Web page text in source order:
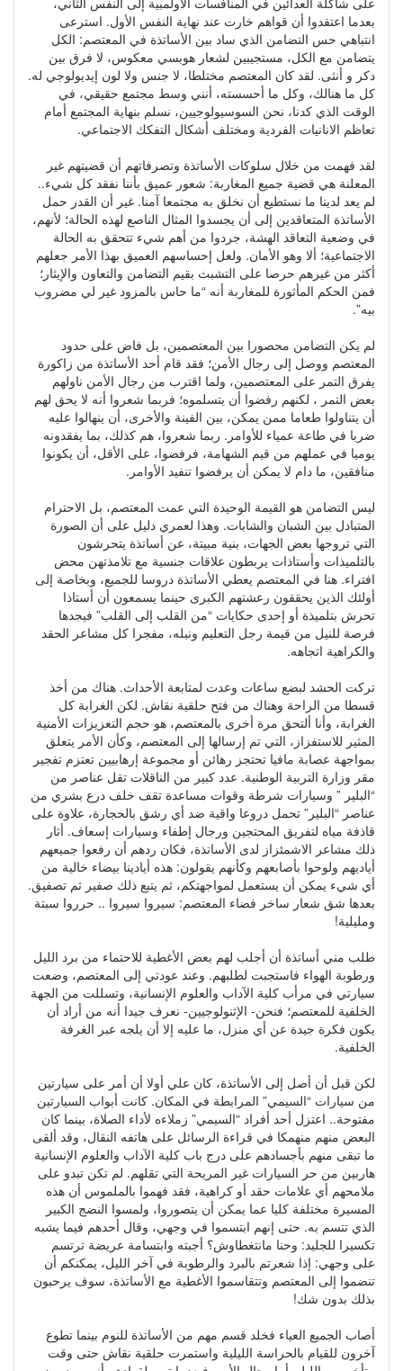
بعدما اعتقدوا أن قواهم خارت عند نهاية النفس الأول. استرعى
انتباهي حس التضامن الذي ساد بين الأساتذة في المعتصم: الكل
يتضامن مع الكل، مستجيبين لشعار هوبسي معكوس، لا فرق بين
دكر و أنثى. لقد كان المعتصم مختلطا، لا جنس ولا لون إيديولوجي له.
كل ما هنالك، وكل ما أحسسته، أنني وسط مجتمع حقيقي، في
الوقت الذي كدنا، نحن السوسيولوجيين، نسلم بنهاية المجتمع أمام
تعاظم الانانيات الفردية ومختلف أشكال التفكك الاجتماعي.
لقد فهمت من خلال سلوكات الأساتذة وتصرفاتهم أن قضيتهم غير
المعلنة هي قضية جميع المغاربة: شعور عميق بأننا نفقد كل شيء..
لم يعد لدينا ما نستطيع أن نخلق به مجتمعا آمنا. غير أن القدر حمل
الأساتذة المتعاقدين إلى أن يجسدوا المثال الناصع لهذه الحالة؛ لأنهم،
في وضعية التعاقد الهشة، جردوا من أهم شيء تتحقق به الحالة
الاجتماعية؛ ألا وهو الأمان. ولعل إحساسهم العميق بهذا الأمر جعلهم
أكثر من غيرهم حرصا على التشبث بقيم التضامن والتعاون والإيثار؛
فمن الحكم المأثورة للمغاربة أنه “ما حاس بالمزود غير لي مضروب
بيه”.
لم يكن التضامن محصورا بين المعتصمين، بل فاض على حدود
المعتصم ووصل إلى رجال الأمن؛ فقد قام أحد الأساتذة من زاكورة
يفرق التمر على المعتصمين، ولما اقترب من رجال الأمن ناولهم
بعض التمر ، لكنهم رفضوا أن يتسلموه؛ فربما شعروا أنه لا يحق لهم
أن يتناولوا طعاما ممن يمكن، بين الفينة والأخرى، أن ينهالوا عليه
ضربا في طاعة عمياء للأوامر. ربما شعروا، هم كذلك، بما يفقدونه
يوميا في عملهم من قيم الشهامة، فرفضوا، على الأقل، أن يكونوا
منافقين، ما دام لا يمكن أن يرفضوا تنفيد الأوامر.
ليس التضامن هو القيمة الوحيدة التي عمت المعتصم، بل الاحترام
المتبادل بين الشبان والشابات. وهذا لعمري دليل على أن الصورة
التي تروجها بعض الجهات، بنية مبيتة، عن أساتذة يتحرشون
بالتلميذات وأستاذات يربطون علاقات جنسية مع تلامذتهن محض
افتراء. هنا في المعتصم يعطي الأساتذة دروسا للجميع، وبخاصة إلى
أولئك الذين يحققون رعشتهم الكبرى حينما يسمعون أن أستاذا
تحرش بتلميذة أو إحدى حكايات “من القلب إلى القلب” فيجدها
فرصة للنيل من قيمة رجل التعليم ونبله، مفجرا كل مشاعر الحقد
والكراهية اتجاهه.
تركت الحشد لبضع ساعات وعدت لمتابعة الأحداث. هناك من أخذ
قسطا من الراحة وهناك من فتح حلقية نقاش. لكن الغرابة كل
الغرابة، وأنا ألتحق مرة أخرى بالمعتصم، هو حجم التعزيزات الأمنية
المثير للاستفزاز، التي تم إرسالها إلى المعتصم، وكأن الأمر يتعلق
بمواجهة عصابة مافيا تحتجز رهائن أو مجموعة إرهابيين تعتزم تفجير
مقر وزارة التربية الوطنية. عدد كبير من الناقلات تقل عناصر من
“البلير ” وسيارات شرطة وقوات مساعدة تقف خلف درع بشري من
عناصر “البلير” تحمل دروعا واقية ضد أي رشق بالحجارة، علاوة على
قاذفة مياه لتفريق المحتجين ورجال إطفاء وسيارات إسعاف. أثار
ذلك مشاعر الاشمئزاز لدى الأساتذة، فكان ردهم أن رفعوا جميعهم
أياديهم ولوحوا بأصابعهم وكأنهم يقولون: هذه أيادينا بيضاء خالية من
أي شيء يمكن أن يستعمل لمواجهتكم، ثم يتبع ذلك صفير ثم تصفيق.
بعدها شق شعار ساخر فضاء المعتصم: سيروا سيروا .. حرروا سبتة
ومليلية!
طلب مني أساتذة أن أجلب لهم بعض الأغطية للاحتماء من برد الليل
ورطوبة الهواء فاستجبت لطلبهم. وعند عودتي إلى المعتصم، وضعت
سيارتي في مرأب كلية الآداب والعلوم الإنسانية، وتسللت من الجهة
الخلفية للمعتصم؛ فنحن- الإثنولوجيين- نعرف جيدا أنه من أراد أن
يكون فكرة جيدة عن أي منزل، ما عليه إلا أن يلجه عبر الغرفة
الخلفية.
لكن قبل أن أصل إلى الأساتذة، كان علي أولا أن أمر على سيارتين
من سيارات “السيمي” المرابطة في المكان. كانت أبواب السيارتين
مفتوحة.. اعتزل أحد أفراد “السيمي” زملاءه لأداء الصلاة، بينما كان
البعض منهم منهمكا في قراءة الرسائل على هاتفه النقال، وقد ألقى
ما تبقى منهم بأجسادهم على درج باب كلية الآداب والعلوم الإنسانية
هاربين من حر السيارات غير المريحة التي تقلهم. لم تكن تبدو على
ملامحهم أي علامات حقد أو كراهية، فقد فهموا بالملموس أن هذه
المسيرة مختلفة كليا عما يمكن أن يتصوروا، ولمسوا النضج الكبير
الذي تتسم به. حتى إنهم ابتسموا في وجهي، وقال أحدهم فيما يشبه
تكسيرا للجليد: وحنا مانتغطاوش؟ أجبته وابتسامة عريضة ترتسم
على وجهي: إذا شعرتم بالبرد والرطوبة في آخر الليل، يمكنكم أن
تنضموا إلى المعتصم وتتقاسموا الأغطية مع الأساتذة، سوف يرحبون
بذلك بدون شك!
أصاب الجميع العياء فخلد قسم مهم من الأساتذة للنوم بينما تطوع
آخرون للقيام بالحراسة الليلية واستمرت حلقية نقاش حتى وقت